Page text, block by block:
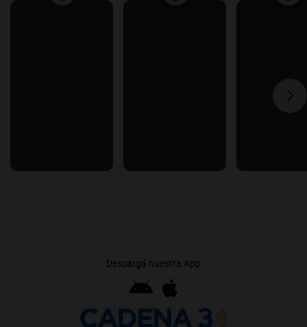
Descargá nuestra App